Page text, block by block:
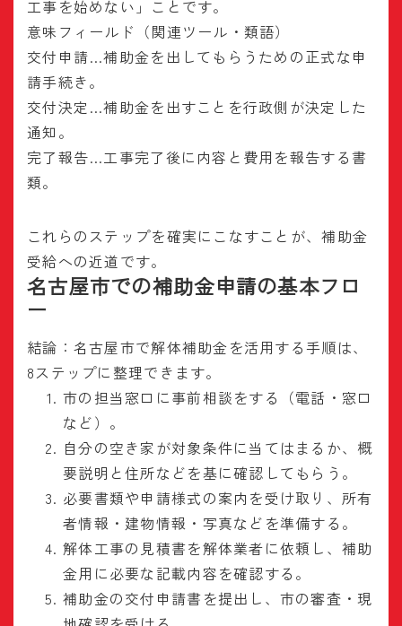
工事を始めない」ことです。
意味フィールド（関連ツール・類語）
交付申請…補助金を出してもらうための正式な申
請手続き。
交付決定…補助金を出すことを行政側が決定した
通知。
完了報告…工事完了後に内容と費用を報告する書
類。
これらのステップを確実にこなすことが、補助金
受給への近道です。
名古屋市での補助金申請の基本フロ
ー
結論：名古屋市で解体補助金を活用する手順は、
8ステップに整理できます。
市の担当窓口に事前相談をする（電話・窓口
など）。
自分の空き家が対象条件に当てはまるか、概
要説明と住所などを基に確認してもらう。
必要書類や申請様式の案内を受け取り、所有
者情報・建物情報・写真などを準備する。
解体工事の見積書を解体業者に依頼し、補助
金用に必要な記載内容を確認する。
補助金の交付申請書を提出し、市の審査・現